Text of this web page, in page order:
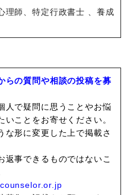
理師、特定行政書士
養成
らの質問や相談の投稿を募
人で疑問に思うことやお悩
ことをお寄せください。
な形に変更した上で掲載さ
返事できるものではないこ